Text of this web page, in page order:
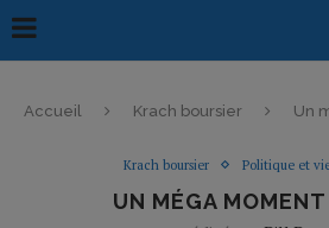
Accueil Krach boursier Un
Krach boursier Politique et
UN MÉGA